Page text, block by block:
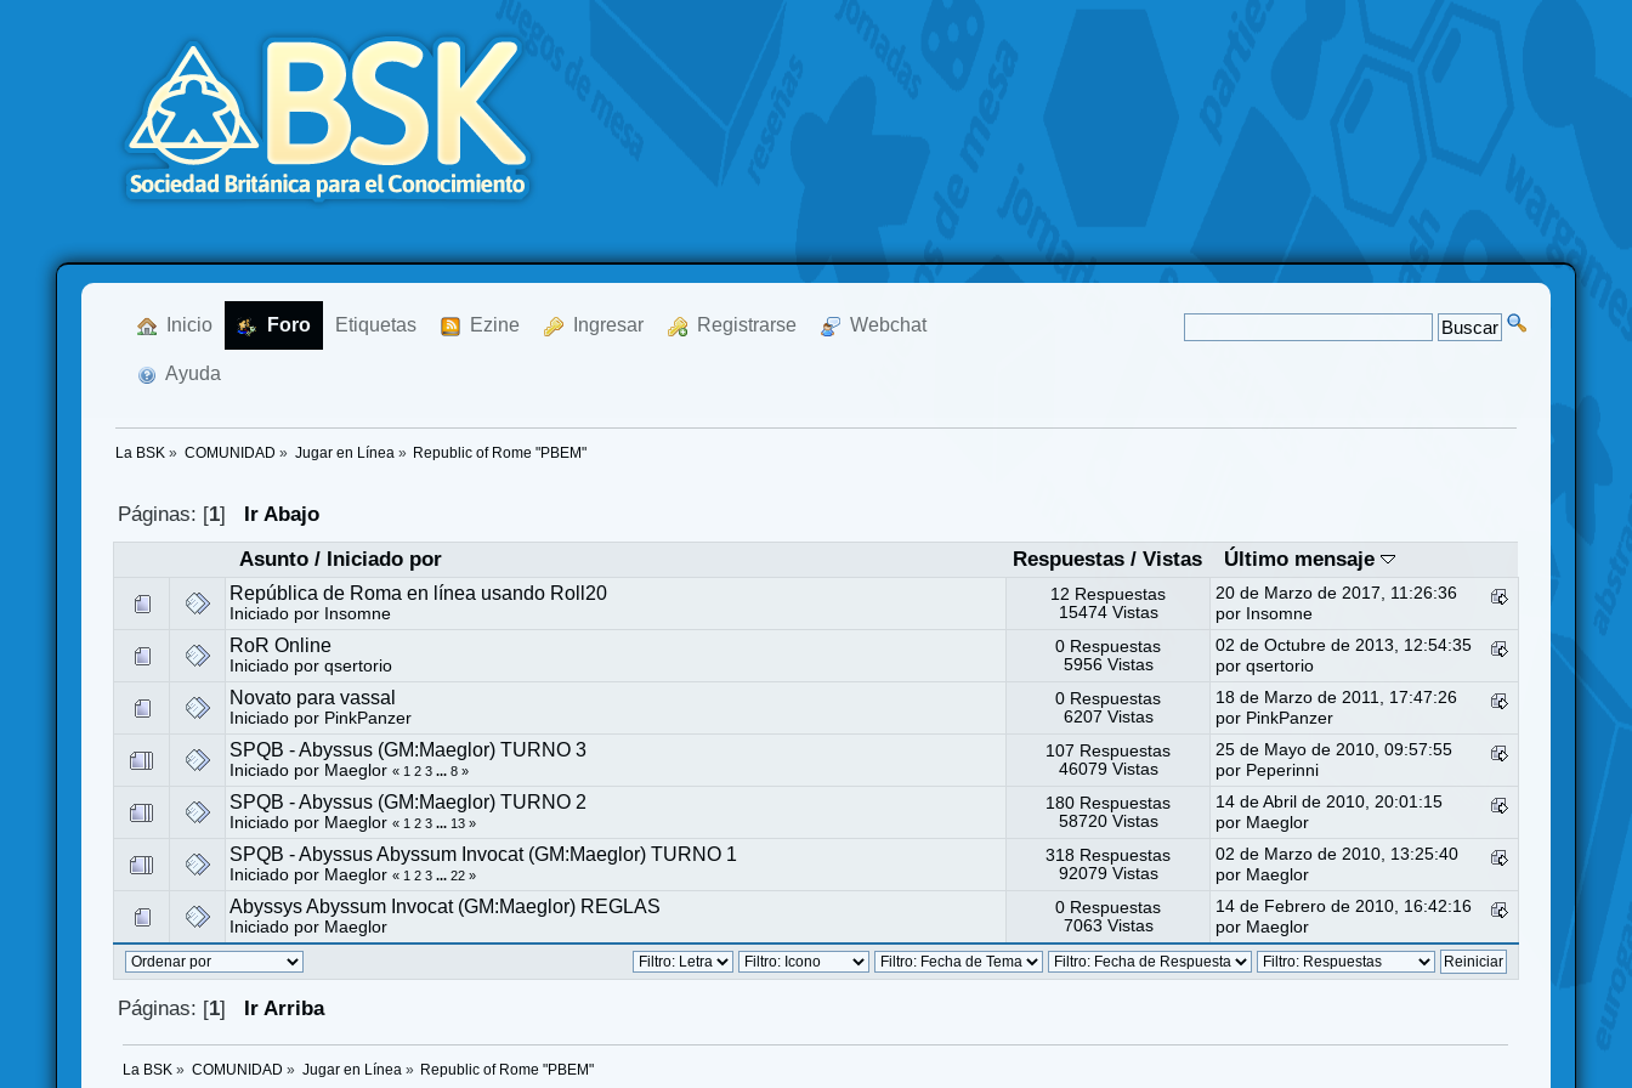
Inicio Foro Etiquetas Ezine Ingresar Registrarse Webchat
Ayuda
La BSK » COMUNIDAD » Jugar en Línea » Republic of Rome "PBEM"
Páginas: [1]
Ir Abajo
Asunto/ Iniciado por Respuestas /Vistas Último mensaje
República de Roma en línea usando Roll20
Iniciado por Insomne
12 Respuestas
15474 Vistas
20 de Marzo de 2017, 11:26:36
por Insomne
RoR Online
Iniciado porqsertorio
0 Respuestas
5956 Vistas
02 de Octubre de 2013, 12:54:35
porqsertorio
Novato para vassal
Iniciado por PinkPanzer
0 Respuestas
6207 Vistas
18 de Marzo de 2011, 17:47:26
por PinkPanzer
SPQB - Abyssus (GM:Maeglor) TURNO 3
Iniciado por Maeglor « 1 2 3 ...8 »
107 Respuestas
46079 Vistas
25 de Mayo de 2010, 09:57:55
por Peperinni
SPQB - Abyssus (GM:Maeglor) TURNO 2
Iniciado por Maeglor « 1 2 3 ... 13 »
180 Respuestas
58720 Vistas
14 de Abril de 2010, 20:01:15
por Maeglor
SPQB - Abyssus Abyssum Invocat (GM:Maeglor) TURNO 1
Iniciado por Maeglor « 1 2 3 ...22 »
318 Respuestas
92079 Vistas
02 de Marzo de 2010, 13:25:40
por Maeglor
Abyssys Abyssum Invocat (GM:Maeglor) REGLAS
Iniciado por Maeglor
0 Respuestas
7063 Vistas
14 de Febrero de 2010, 16:42:16
por Maeglor
Páginas: [1] Ir Arriba
La BSK » COMUNIDAD » Jugar en Línea » Republic of Rome "PBEM"